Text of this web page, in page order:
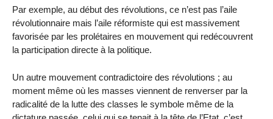
Par exemple, au début des révolutions, ce n’est pas l’aile
révolutionnaire mais l’aile réformiste qui est massivement
favorisée par les prolétaires en mouvement qui redécouvrent
la participation directe à la politique.
Un autre mouvement contradictoire des révolutions ; au
moment même où les masses viennent de renverser par la
radicalité de la lutte des classes le symbole même de la